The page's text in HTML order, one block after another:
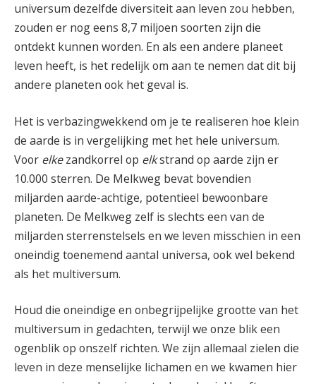
universum dezelfde diversiteit aan leven zou hebben,
zouden er nog eens 8,7 miljoen soorten zijn die
ontdekt kunnen worden. En als een andere planeet
leven heeft, is het redelijk om aan te nemen dat dit bij
andere planeten ook het geval is.
Het is verbazingwekkend om je te realiseren hoe klein
de aarde is in vergelijking met het hele universum.
Voor elkezandkorrel op elkstrand op aarde zijn er
10.000 sterren. De Melkweg bevat bovendien
miljarden aarde-achtige, potentieel bewoonbare
planeten. De Melkweg zelf is slechts een van de
miljarden sterrenstelsels en we leven misschien in een
oneindig toenemend aantal universa, ook wel bekend
als het multiversum.
Houd die oneindige en onbegrijpelijke grootte van het
multiversum in gedachten, terwijl we onze blik een
ogenblik op onszelf richten. We zijn allemaal zielen die
leven in deze menselijke lichamen en we kwamen hier